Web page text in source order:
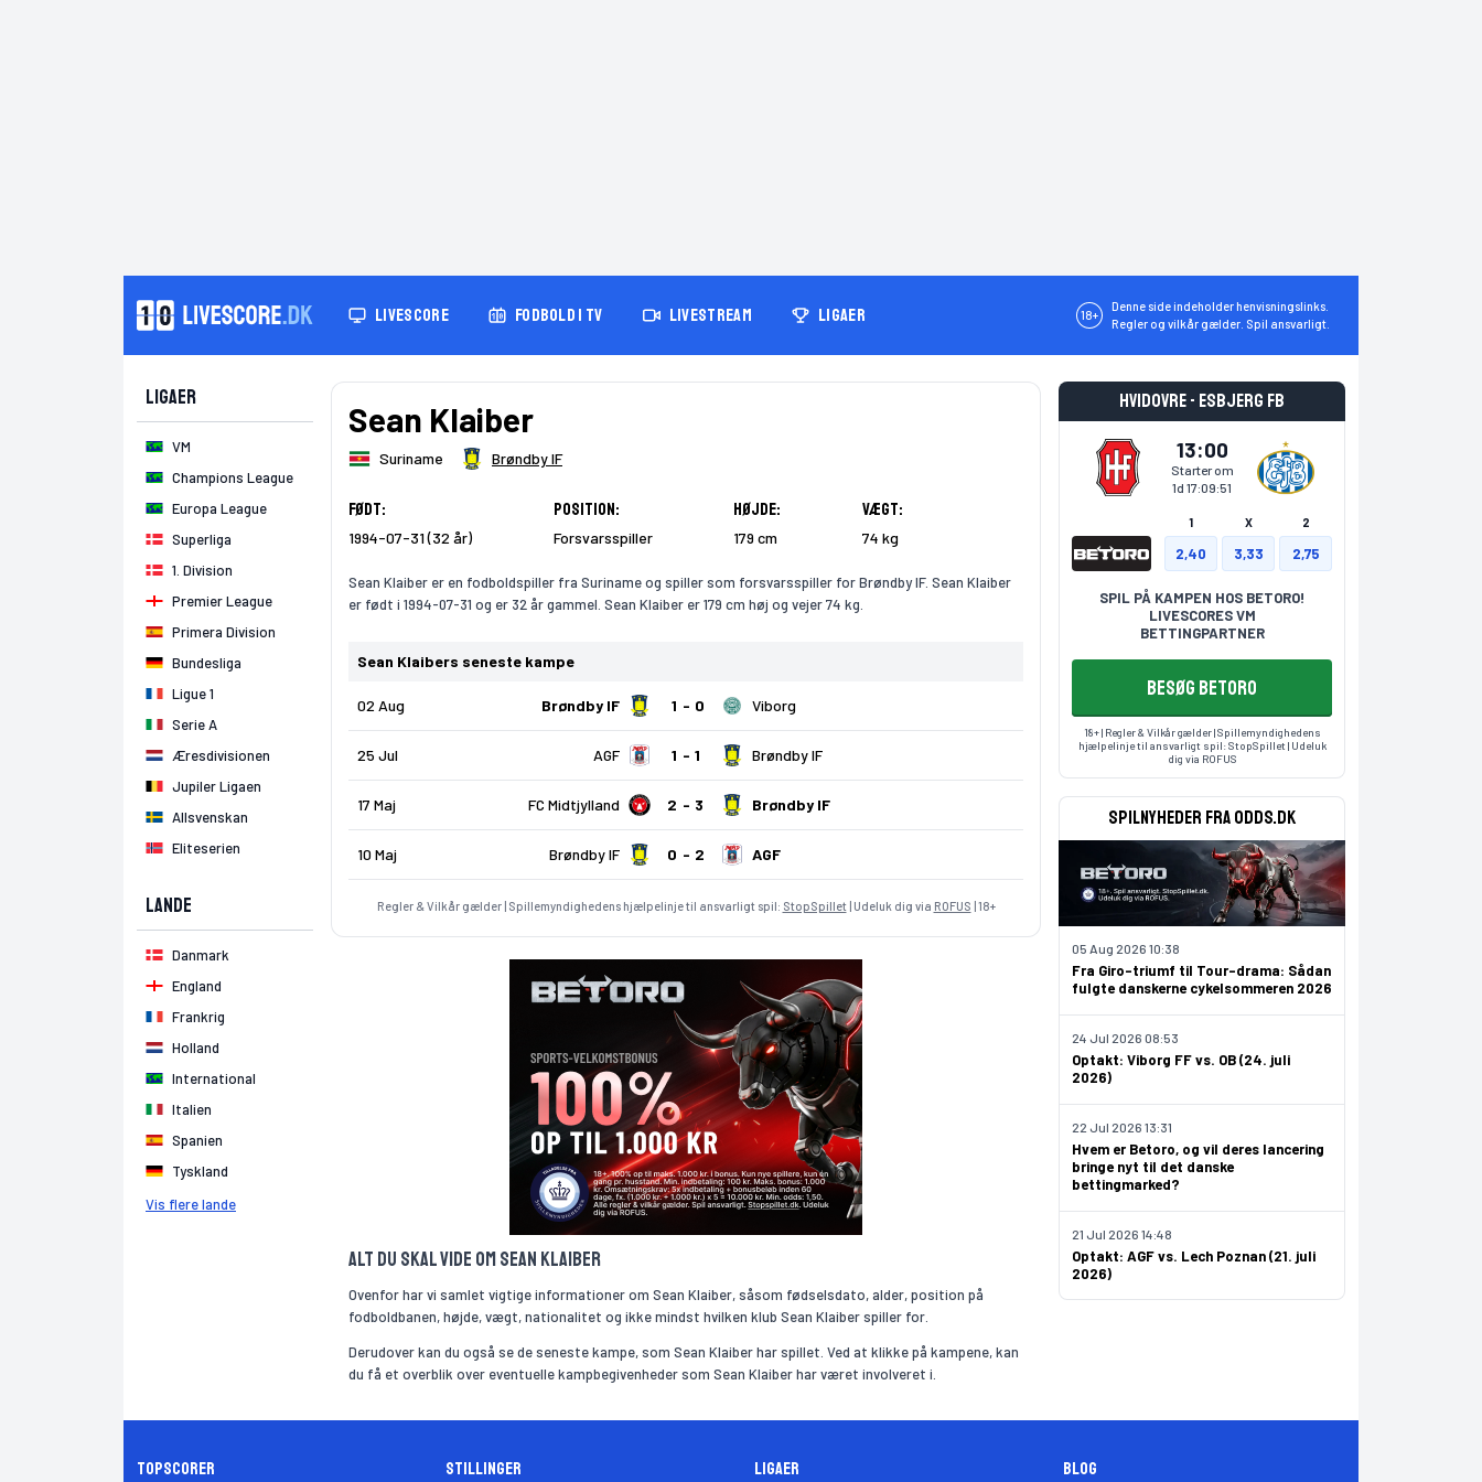
18+
Denne side indeholder henvisningslinks.
Regler og vilkår gælder. Spil ansvarligt.
LIVESCORE FODBOLD I TV LIVESTREAM LIGAER
Sean Klaiber
Suriname Brøndby IF
Født:
1994-07-31 (32 år)
Position:
Forsvarsspiller
Højde:
179 cm
Vægt:
74 kg
Sean Klaiber er en fodboldspiller fra Suriname og spiller som forsvarsspiller for Brøndby IF. Sean Klaiber
er født i 1994-07-31 og er 32 år gammel. Sean Klaiber er 179 cm høj og vejer 74 kg.
Sean Klaibers seneste kampe
02 Aug Brøndby IF Viborg
1 0
25 Jul AGF Brøndby IF
1 1
17 Maj FC Midtjylland Brøndby IF
2 3
10 Maj Brøndby IF AGF
0 2
Regler & Vilkår gælder | Spillemyndighedens hjælpelinje til ansvarligt spil: StopSpillet| Udeluk dig via ROFUS | 18+
Ligaer
VM
Champions League
Europa League
Superliga
1. Division
Premier League
Primera Division
Bundesliga
Ligue 1
Serie A
Æresdivisionen
Jupiler Ligaen
Allsvenskan
Eliteserien
Lande
Danmark
England
Frankrig
Holland
International
Italien
Spanien
Tyskland
Vis flere lande
Hvidovre - Esbjerg fB
13:00
Starter om
1d 17:09:51
1 X 2
2,40 3,33 2,75
SPIL PÅ KAMPEN HOS BETORO!
LIVESCORES VM
BETTINGPARTNER
BESØG BETORO
18+ | Regler & Vilkår gælder | Spillemyndighedens
hjælpelinje til ansvarligt spil:StopSpillet | Udeluk
dig via ROFUS
Spilnyheder fra odds.dk
Fra Giro-triumf til Tour-drama: Sådan
fulgte danskerne cykelsommeren 2026
05 Aug 2026 10:38
Optakt: Viborg FF vs. OB (24. juli
2026)
24 Jul 2026 08:53
Hvem er Betoro, og vil deres lancering
bringe nyt til det danske
bettingmarked?
22 Jul 2026 13:31
Optakt: AGF vs. Lech Poznan (21. juli
2026)
21 Jul 2026 14:48
Alt du skal vide om Sean Klaiber
Ovenfor har vi samlet vigtige informationer om Sean Klaiber, såsom fødselsdato, alder, position på
fodboldbanen, højde, vægt, nationalitet og ikke mindst hvilken klub Sean Klaiber spiller for.
Derudover kan du også se de seneste kampe, som Sean Klaiber har spillet. Ved at klikke på kampene, kan
du få et overblik over eventuelle kampbegivenheder som Sean Klaiber har været involveret i.
Topscorer Stillinger Ligaer Blog